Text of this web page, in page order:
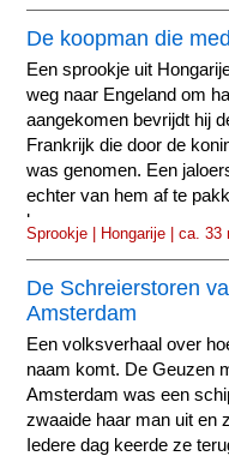
De koopman die
Een sprookje uit
weg naar Engeland om
aangekomen bevrijdt hij
Frankrijk die door de
was genomen. Een
echter van hem af te
koopman...
Sprookje | Hongarije | ca. 33
De Schreierstoren
Amsterdam
Een volksverhaal over
naam komt. De Geuzen
Amsterdam was een
zwaaide haar man uit en
Iedere dag keerde ze